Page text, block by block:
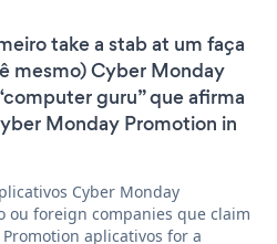
take a stab at um faça
mesmo) Cyber Monday
guru” que afirma
Monday Promotion in
Cyber Monday
ou foreign companies que claim
aplicativos for a